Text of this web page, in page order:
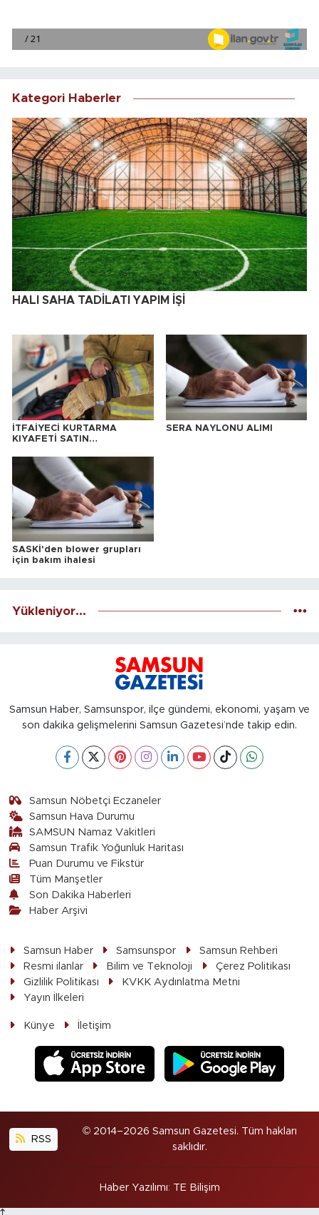
Kategori Haberler
HALI SAHA TADİLATI YAPIM İŞİ
İTFAİYECİ KURTARMA
KIYAFETİ SATIN
SERA NAYLONU ALIMI
SASKİ'den blower grupları
için bakım ihalesi
Yükleniyor...
Samsun Haber, Samsunspor, ilçe gündemi, ekonomi, yaşam ve
son dakika gelişmelerini Samsun Gazetesi’nde takip edin.
Samsun Nöbetçi Eczaneler
Samsun Hava Durumu
SAMSUN Namaz Vakitleri
Samsun Trafik Yoğunluk Haritası
Puan Durumu ve Fikstür
Tüm Manşetler
Son Dakika Haberleri
Haber Arşivi
Samsun Haber Samsunspor
Samsun Rehberi
Resmi ilanlar
Bilim ve Teknoloji
Çerez Politikası
Gizlilik Politikası
KVKK Aydınlatma Metni
Yayın İlkeleri
Künye İletişim
RSS
© 2014–2026 Samsun Gazetesi. Tüm hakları
saklıdır.
Haber Yazılımı: TE Bilişim